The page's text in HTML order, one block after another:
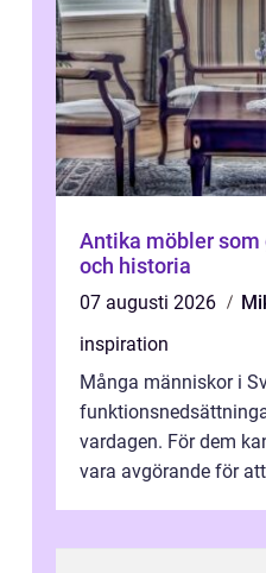
Antika möbler som
och historia
07 augusti 2026
inspiration
Många människor i
vardagen. För dem
vara avgörande för